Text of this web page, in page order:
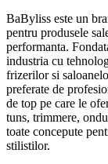
BaByliss este un
pentru produsele
performanta.
industria cu
frizerilor si
preferate de
de top pe care le
tuns, trimmere,
toate concepute
stilistilor.